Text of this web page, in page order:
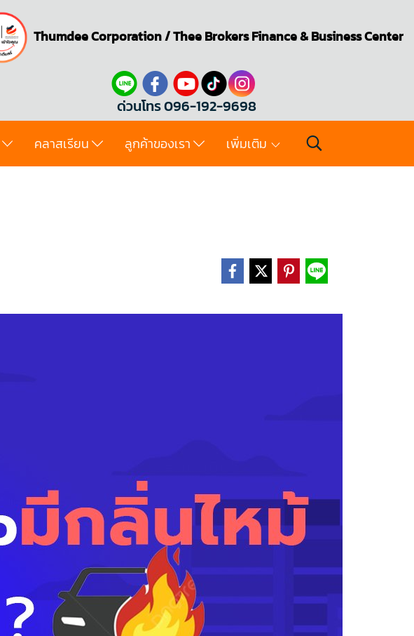
Thumdee Corporation/Thee BrokersFinance & Business Center
ด่วนโทร 096-192-9698
คลาสเรียน ลูกค้าของเรา เพิ่มเติม